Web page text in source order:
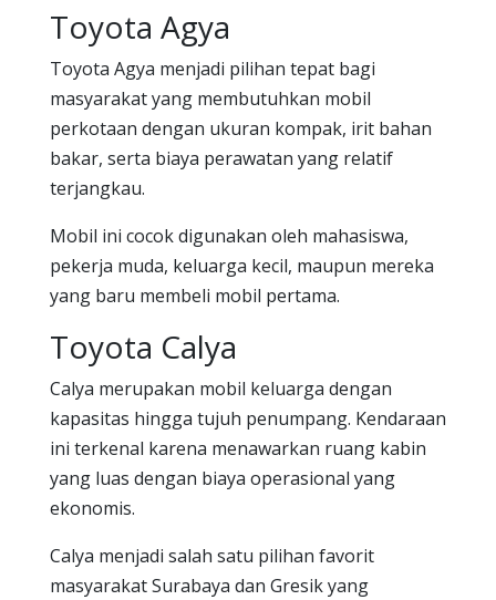
Toyota Agya
Toyota Agya menjadi pilihan tepat bagi
masyarakat yang membutuhkan mobil
perkotaan dengan ukuran kompak, irit bahan
bakar, serta biaya perawatan yang relatif
terjangkau.
Mobil ini cocok digunakan oleh mahasiswa,
pekerja muda, keluarga kecil, maupun mereka
yang baru membeli mobil pertama.
Toyota Calya
Calya merupakan mobil keluarga dengan
kapasitas hingga tujuh penumpang. Kendaraan
ini terkenal karena menawarkan ruang kabin
yang luas dengan biaya operasional yang
ekonomis.
Calya menjadi salah satu pilihan favorit
masyarakat Surabaya dan Gresik yang